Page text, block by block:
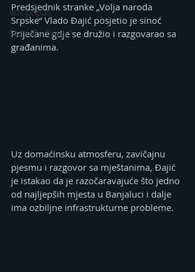
Vox populi
Šta kaže Tviter?
Predsjednik stranke „Volja naroda
Srpske“ Vlado Đajić posjetio je sinoć
Priječane gdje se družio i razgovarao sa
građanima.
Uz domaćinsku atmosferu, zavičajnu
pjesmu i razgovor sa mještanima, Đajić
je istakao da je razočaravajuće što jedno
od najljepših mjesta u Banjaluci i dalje
ima ozbiljne infrastrukturne probleme.